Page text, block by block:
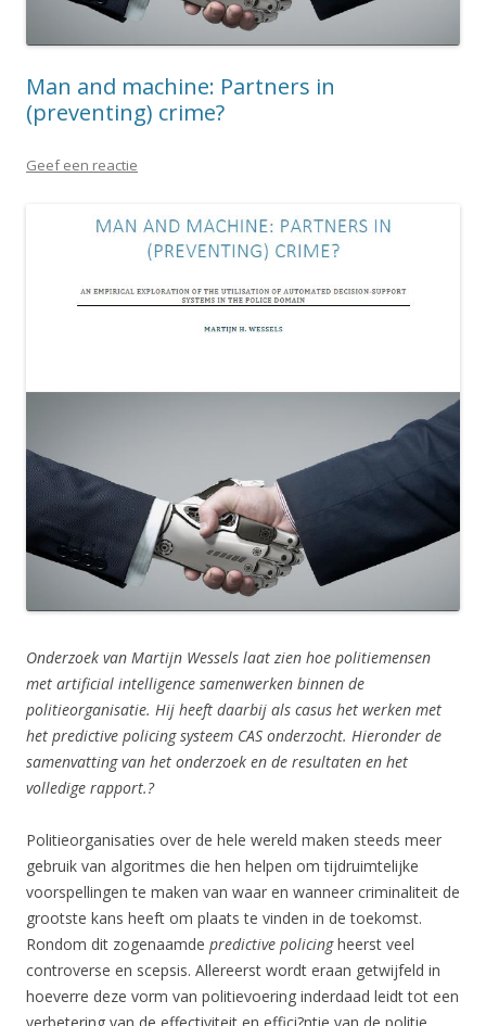
Man and machine: Partners in
(preventing) crime?
Geef een reactie
Onderzoek van Martijn Wessels laat zien hoe politiemensen
met artificial intelligence samenwerken binnen de
politieorganisatie. Hij heeft daarbij als casus het werken met
het predictive policing systeem CAS onderzocht. Hieronder de
samenvatting van het onderzoek en de resultaten en het
volledige rapport.?
Politieorganisaties over de hele wereld maken steeds meer
gebruik van algoritmes die hen helpen om tijdruimtelijke
voorspellingen te maken van waar en wanneer criminaliteit de
grootste kans heeft om plaats te vinden in de toekomst.
Rondom dit zogenaamde predictive policingheerst veel
controverse en scepsis. Allereerst wordt eraan getwijfeld in
hoeverre deze vorm van politievoering inderdaad leidt tot een